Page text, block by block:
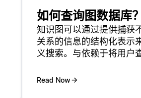
如何查询图数据库？
知识图可以通过提供捕获
关系的信息的结构化表示
义搜索。与依赖于将用户
搜索利用知识图来理解查
Read Now